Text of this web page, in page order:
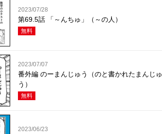
2023/07/28
第69.5話 「～んちゅ」（～の人）
無料
2023/07/07
番外編 のーまんじゅう（のと書かれたまんじゅ
う）
無料
2023/06/23